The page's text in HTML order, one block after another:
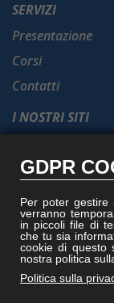
SERVIZI
Presentazione
Corsi
Contatti
I NOSTRI SITI
Vitruviocenter.it
Villedisicilia.it
GDPR
Per poter gestire
verranno
in piccoli file di
che tu sia
cookie di questo
nostra politica
Politica sulla